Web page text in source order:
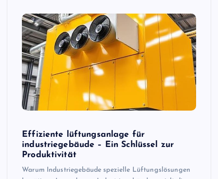
Effiziente lüftungsanlage für
industriegebäude – Ein Schlüssel zur
Produktivität
Warum Industriegebäude spezielle Lüftungslösungen